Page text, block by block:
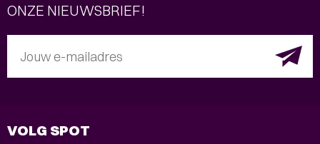
ONZE NIEUWSBRIEF!
Jouw e-mailadres
VOLG SPOT